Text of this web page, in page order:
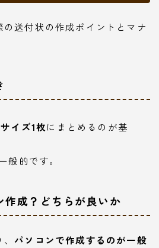
送付状の作成ポイントとマナ
イズ1枚にまとめるのが基
般的です。
作成？どちらが良いか
パソコンで作成するのが一般